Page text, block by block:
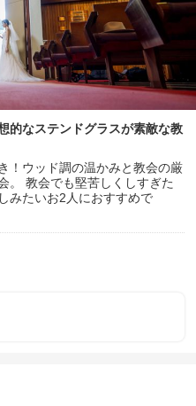
的なステンドグラスが素敵な教
！ウッド調の温かみと教会の厳
。 教会でも堅苦しくしすぎた
みたいお2人におすすめで